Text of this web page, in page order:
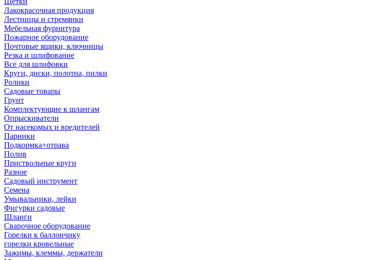
Лакокрасочная продукция
Лестницы и стремянки
Мебельная фурнитура
Пожарное оборудование
Почтовые ящики, ключницы
Резка и шлифование
Все для шлифовки
Круги, диски, полотна, пилки
Ролики
Садовые товары
Грунт
Комплектующие к шлангам
Опрыскиватели
От насекомых и вредителей
Парники
Подкормка+отрава
Полив
Приствольные круги
Разное
Садовый инструмент
Семена
Умывальники, лейки
Фигурки садовые
Шланги
Сварочное оборудование
Горелки к баллончику
горелки кровельные
Зажимы, клеммы, держатели